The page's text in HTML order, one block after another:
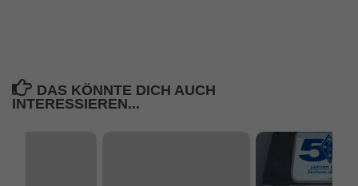
DAS KÖNNTE DICH AUCH
INTERESSIEREN...